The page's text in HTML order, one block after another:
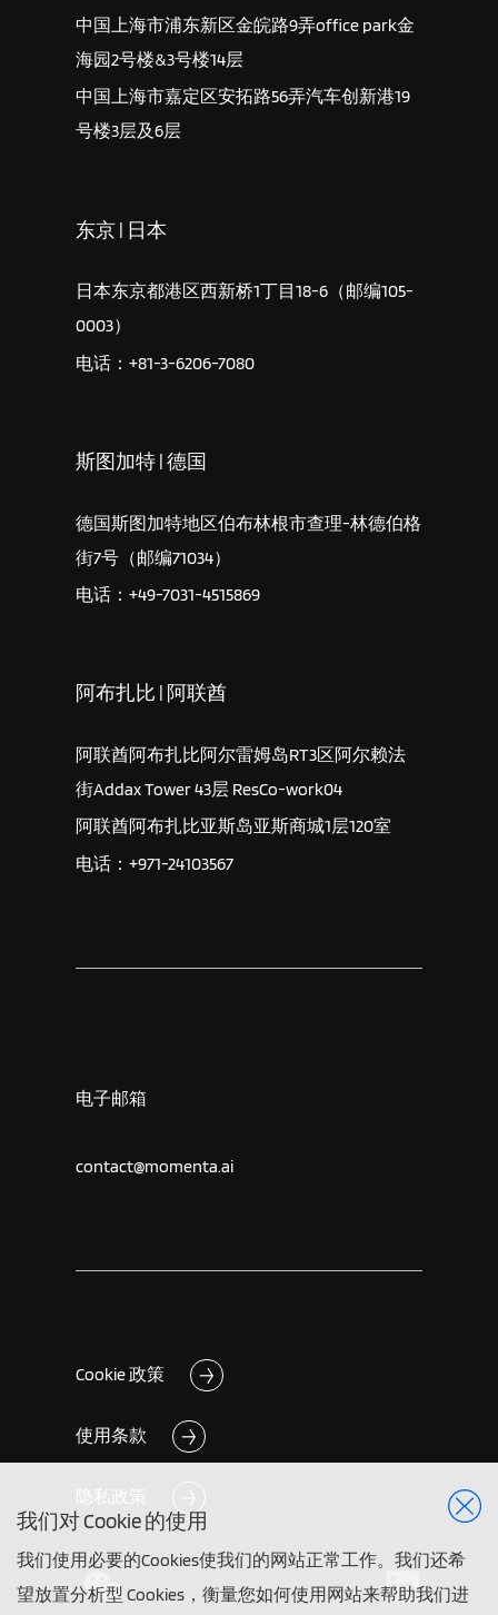
我们对 Cookie 的使用
我们使用必要的Cookies使我们的网站正常工作。我们还希
望放置分析型 Cookies，衡量您如何使用网站来帮助我们进
中国上海市浦东新区金皖路9弄office park金
海园2号楼&3号楼14层
中国上海市嘉定区安拓路56弄汽车创新港19
号楼3层及6层
东京 | 日本
日本东京都港区西新桥1丁目18-6（邮编105-
0003）
电话：+81-3-6206-7080
斯图加特 | 德国
德国斯图加特地区伯布林根市查理-林德伯格
街7号（邮编71034）
电话：+49-7031-4515869
阿布扎比 | 阿联酋
阿联酋阿布扎比阿尔雷姆岛RT3区阿尔赖法
街Addax Tower 43层 ResCo-work04
阿联酋阿布扎比亚斯岛亚斯商城1层120室
电话：+971-24103567
电子邮箱
contact@momenta.ai
Cookie 政策
使用条款
隐私政策